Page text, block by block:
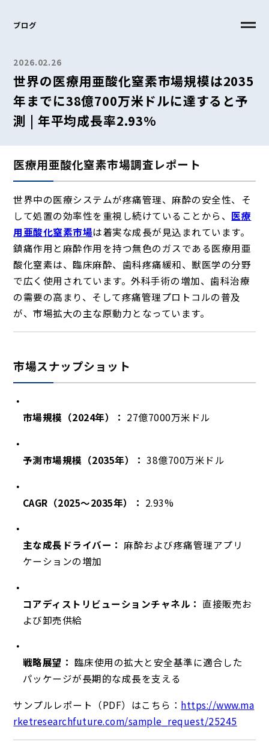
ブログ
2026.02.26
世界の医療用亜酸化窒素市場規模は2035
年までに38億700万米ドルに達すると予
測 | 年平均成長率2.93%
医療用亜酸化窒素市場調査レポート
世界中の医療システムが疼痛管理、麻酔の安全性、そ
して処置の効率性を重視し続けていることから、 医療
用亜酸化窒素市場は着実な成長が見込まれています。
鎮痛作用と麻酔作用を持つ無色のガスである医療用亜
酸化窒素は、臨床麻酔、歯科疼痛緩和、獣医学の分野
で広く使用されています。外科手術の増加、歯科治療
の需要の高まり、そして疼痛管理プロトコルの普及
が、市場拡大の主な原動力となっています。
市場スナップショット
市場規模（2024年）： 27億7000万米ドル
予測市場規模（2035年）： 38億700万米ドル
CAGR（2025～2035年）： 2.93%
主な成長ドライバー： 麻酔および疼痛管理アプリ
ケーションの増加
コアディストリビューションチャネル： 直接販売お
よび卸売供給
戦略展望： 臨床使用の拡大と安全基準に適合した
パッケージが長期的な成長を支える
サンプルレポート（PDF）はこちら： https://www.ma
rketresearchfuture.com/sample_request/25245